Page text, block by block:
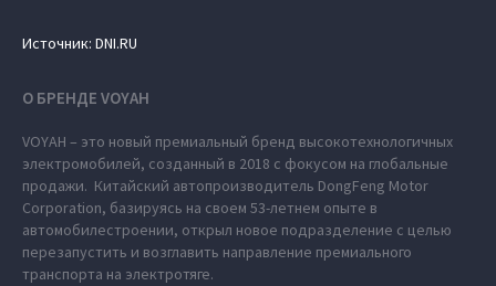
Источник: DNI.RU
О БРЕНДЕ VOYAH
VOYAH – это новый премиальный бренд высокотехнологичных
электромобилей, созданный в 2018 с фокусом на глобальные
продажи. Китайский автопроизводитель DongFeng Motor
Corporation, базируясь на своем 53-летнем опыте в
автомобилестроении, открыл новое подразделение с целью
перезапустить и возглавить направление премиального
транспорта на электротяге.